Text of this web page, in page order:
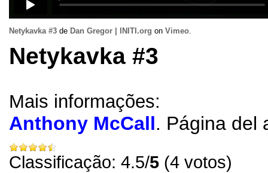
Netykavka#3 de Dan Gregor INITI.org on Vimeo.
Netykavka #3
Mais informações:
Anthony McCall. Página del
Classificação: 4.5/5 (4 votos)